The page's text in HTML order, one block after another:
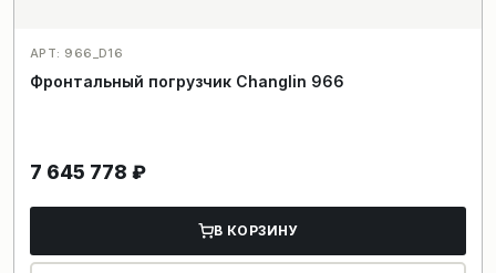
АРТ: 966_D16
Фронтальный погрузчик Changlin 966
7 645 778 ₽
В КОРЗИНУ